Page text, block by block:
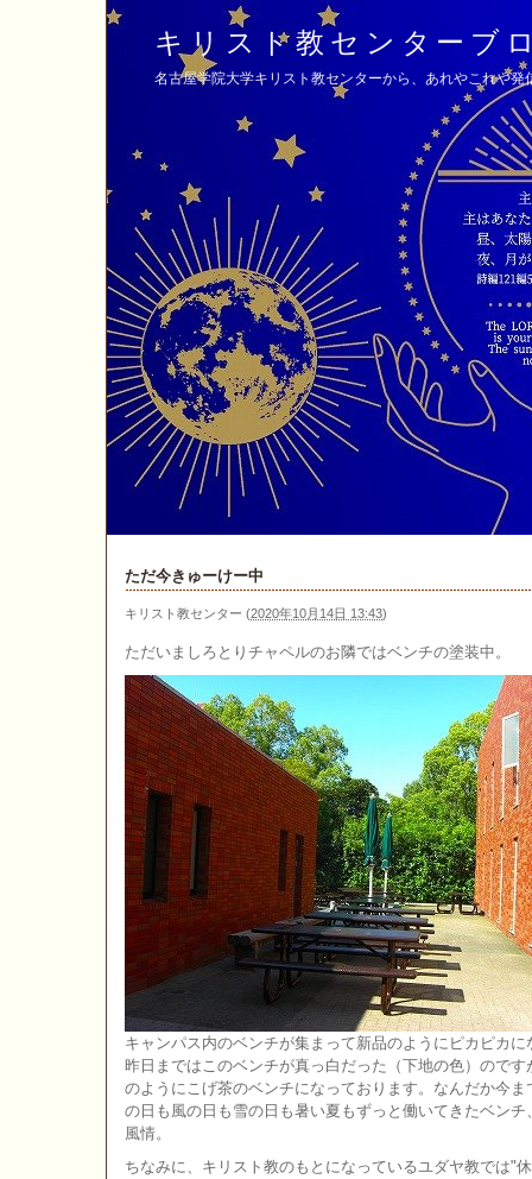
キリスト教センターブ
名古屋学院大学キリスト教センターから、あれやこれや発
ただ今きゅーけー中
キリスト教センター (2020年10月14日 13:43)
ただいましろとりチャペルのお隣ではベンチの塗装中。
キャンパス内のベンチが集まって新品のようにピカピカ
昨日まではこのベンチが真っ白だった（下地の色）ので
のようにこげ茶のベンチになっております。なんだか今
の日も風の日も雪の日も暑い夏もずっと働いてきたベン
風情。
ちなみに、キリスト教のもとになっているユダヤ教では"